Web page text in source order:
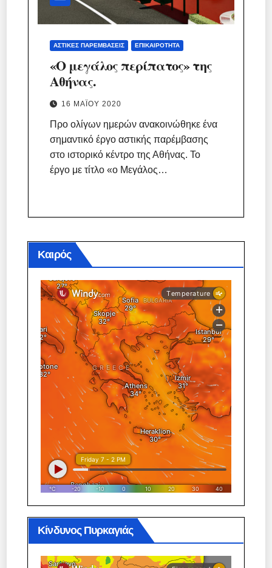
ΑΣΤΙΚΈΣ ΠΑΡΕΜΒΆΣΕΙΣ ΕΠΙΚΑΙΡΌΤΗΤΑ
«Ο μεγάλος περίπατος» της
Αθήνας.
16 ΜΑΪ́ΟΥ 2020
Προ ολίγων ημερών ανακοινώθηκε ένα
σημαντικό έργο αστικής παρέμβασης
στο ιστορικό κέντρο της Αθήνας. Το
έργο με τίτλο «ο Μεγάλος…
Καιρός
Κίνδυνος Πυρκαγιάς